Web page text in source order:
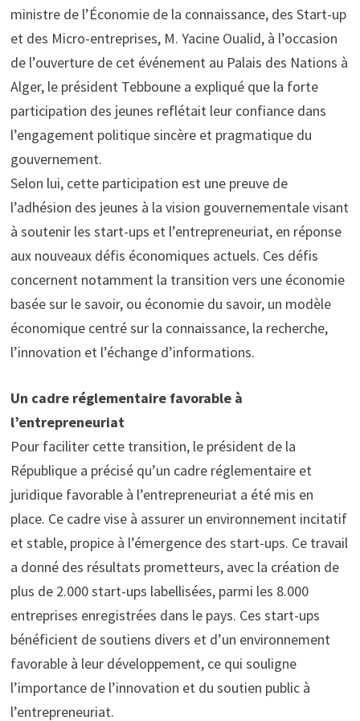
ministre de l’Économie de la connaissance, des Start-up
et des Micro-entreprises, M. Yacine Oualid, à l’occasion
de l’ouverture de cet événement au Palais des Nations à
Alger, le président Tebboune a expliqué que la forte
participation des jeunes reflétait leur confiance dans
l’engagement politique sincère et pragmatique du
gouvernement.
Selon lui, cette participation est une preuve de
l’adhésion des jeunes à la vision gouvernementale visant
à soutenir les start-ups et l’entrepreneuriat, en réponse
aux nouveaux défis économiques actuels. Ces défis
concernent notamment la transition vers une économie
basée sur le savoir, ou économie du savoir, un modèle
économique centré sur la connaissance, la recherche,
l’innovation et l’échange d’informations.
Un cadre réglementaire favorable à
l’entrepreneuriat
Pour faciliter cette transition, le président de la
République a précisé qu’un cadre réglementaire et
juridique favorable à l’entrepreneuriat a été mis en
place. Ce cadre vise à assurer un environnement incitatif
et stable, propice à l’émergence des start-ups. Ce travail
a donné des résultats prometteurs, avec la création de
plus de 2.000 start-ups labellisées, parmi les 8.000
entreprises enregistrées dans le pays. Ces start-ups
bénéficient de soutiens divers et d’un environnement
favorable à leur développement, ce qui souligne
l’importance de l’innovation et du soutien public à
l’entrepreneuriat.